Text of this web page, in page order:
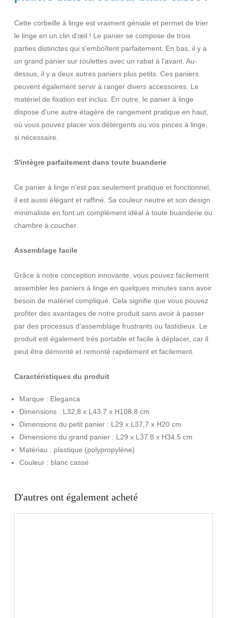
Cette corbeille à linge est vraiment géniale et permet de trier
le linge en un clin d'œil ! Le panier se compose de trois
parties distinctes qui s'emboîtent parfaitement. En bas, il y a
un grand panier sur roulettes avec un rabat à l'avant. Au-
dessus, il y a deux autres paniers plus petits. Ces paniers
peuvent également servir à ranger divers accessoires. Le
matériel de fixation est inclus. En outre, le panier à linge
dispose d'une autre étagère de rangement pratique en haut,
où vous pouvez placer vos détergents ou vos pinces à linge,
si nécessaire.
S'intègre parfaitement dans toute buanderie
Ce panier à linge n'est pas seulement pratique et fonctionnel,
il est aussi élégant et raffiné. Sa couleur neutre et son design
minimaliste en font un complément idéal à toute buanderie ou
chambre à coucher.
Assemblage facile
Grâce à notre conception innovante, vous pouvez facilement
assembler les paniers à linge en quelques minutes sans avoir
besoin de matériel compliqué. Cela signifie que vous pouvez
profiter des avantages de notre produit sans avoir à passer
par des processus d'assemblage frustrants ou fastidieux. Le
produit est également très portable et facile à déplacer, car il
peut être démonté et remonté rapidement et facilement.
Caractéristiques du produit
Marque : Eleganca
Dimensions : L32,8 x L43,7 x H108,8 cm
Dimensions du petit panier : L29 x L37,7 x H20 cm
Dimensions du grand panier : L29 x L37.8 x H34.5 cm
Matériau : plastique (polypropylène)
Couleur : blanc cassé
D'autres ont également acheté